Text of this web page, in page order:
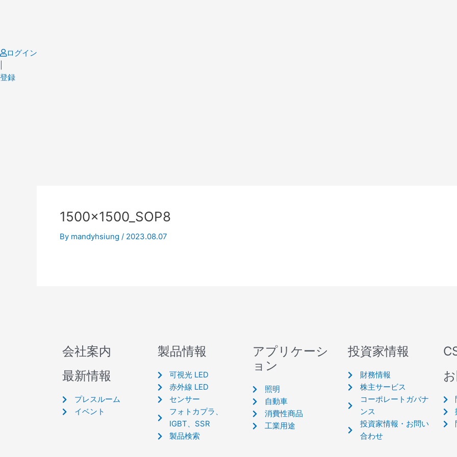
ログイン
登録
1500x1500_SOP8
By mandyhsiung / 2023.08.07
会社案内
最新情報
プレスルーム
イベント
製品情報
可視光 LED
赤外線 LED
センサー
フォトカプラ、
IGBT、SSR
製品検索
アプリケーシ
ョン
照明
自動車
消費性商品
工業用途
投資家情報
財務情報
株主サービス
コーポレートガバナ
ンス
投資家情報・お問い
合わせ